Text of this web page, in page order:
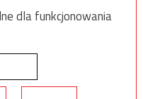
dla funkcjonowania